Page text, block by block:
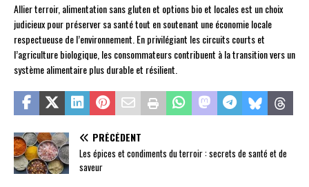
Allier terroir, alimentation sans gluten et options bio et locales est un choix
judicieux pour préserver sa santé tout en soutenant une économie locale
respectueuse de l’environnement. En privilégiant les circuits courts et
l’agriculture biologique, les consommateurs contribuent à la transition vers un
système alimentaire plus durable et résilient.
PRÉCÉDENT
Les épices et condiments du terroir : secrets de santé et de
saveur